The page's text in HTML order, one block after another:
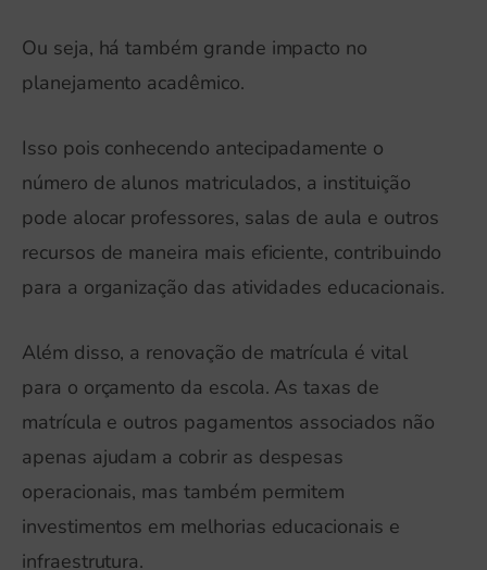
Ou seja, há também grande impacto no
planejamento acadêmico.
Isso pois conhecendo antecipadamente o
número de alunos matriculados, a instituição
pode alocar professores, salas de aula e outros
recursos de maneira mais eficiente, contribuindo
para a organização das atividades educacionais.
Além disso, a renovação de matrícula é vital
para o orçamento da escola. As taxas de
matrícula e outros pagamentos associados não
apenas ajudam a cobrir as despesas
operacionais, mas também permitem
investimentos em melhorias educacionais e
infraestrutura.